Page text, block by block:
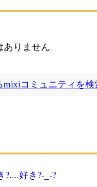
ありません
mixiコミュニティを検
好き?-_-?